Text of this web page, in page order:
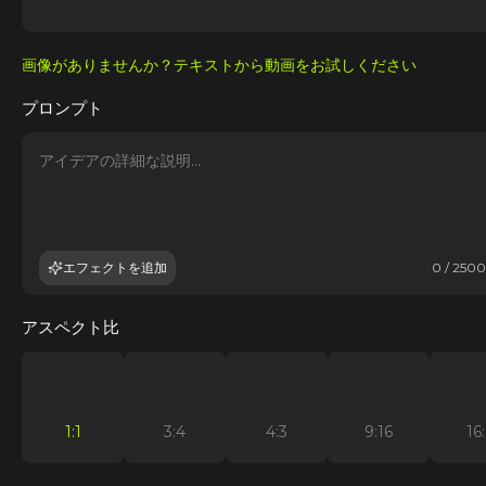
画像がありませんか？テキストから動画をお試しください
プロンプト
エフェクトを追加 0 / 2500
アスペクト比
1:1 3:4 4:3 9:16